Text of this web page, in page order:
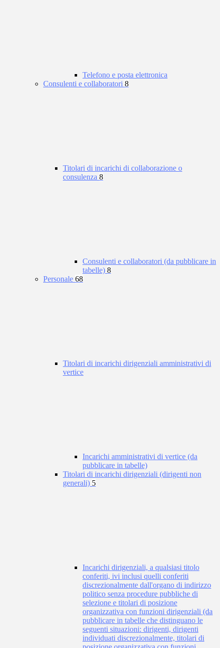
Telefono e posta elettronica
Consulenti e collaboratori 8
Titolari di incarichi di collaborazione o
consulenza 8
Consulenti e collaboratori (da pubblicare in
tabelle) 8
Personale 68
Titolari di incarichi dirigenziali amministrativi di
vertice
Incarichi amministrativi di vertice (da
pubblicare in tabelle)
Titolari di incarichi dirigenziali (dirigenti non
generali) 5
Incarichi dirigenziali, a qualsiasi titolo
conferiti, ivi inclusi quelli conferiti
discrezionalmente dall'organo di indirizzo
politico senza procedure pubbliche di
selezione e titolari di posizione
organizzativa con funzioni dirigenziali (da
pubblicare in tabelle che distinguano le
seguenti situazioni: dirigenti, dirigenti
individuati discrezionalmente, titolari di